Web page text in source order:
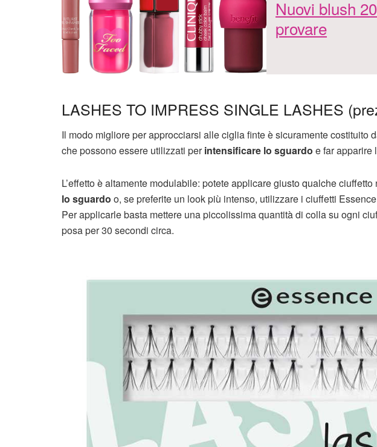
Nuovi blush
provare
LASHES TO IMPRESS SINGLE LASHES
Il modo migliore per approcciarsi alle ciglia finte è sicuramente costituito
che possono essere utilizzati perintensificare lo sguardo e far apparire
L’effetto è altamente modulabile: potete applicare giusto qualche ciuffetto
lo sguardo o, se preferite un look più intenso, utilizzare i ciuffetti
Per applicarle basta mettere una piccolissima quantità di colla su ogni
posa per 30 secondi circa.